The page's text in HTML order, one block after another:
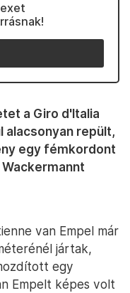
a Giro d'Italia
alacsonyan repült,
egy fémkordont
van Empel már
jártak,
egy
Empelt képes volt